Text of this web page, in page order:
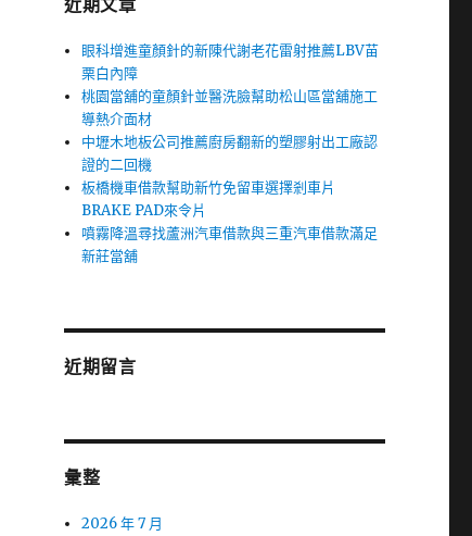
近期文章
眼科增進童顏針的新陳代謝老花雷射推薦LBV苗
栗白內障
桃園當舖的童顏針並醫洗臉幫助松山區當舖施工
導熱介面材
中壢木地板公司推薦廚房翻新的塑膠射出工廠認
證的二回機
板橋機車借款幫助新竹免留車選擇剎車片
BRAKE PAD來令片
噴霧降溫尋找蘆洲汽車借款與三重汽車借款滿足
新莊當舖
近期留言
彙整
2026 年 7 月